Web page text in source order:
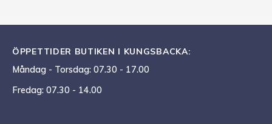
ÖPPETTIDER BUTIKEN I KUNGSBACKA:
Måndag - Torsdag: 07.30 - 17.00
Fredag: 07.30 - 14.00